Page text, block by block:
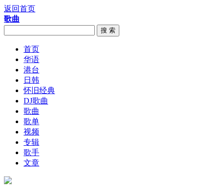
返回首页
歌曲
搜 索
首页
华语
港台
日韩
怀旧经典
DJ歌曲
歌曲
歌单
视频
专辑
歌手
文章